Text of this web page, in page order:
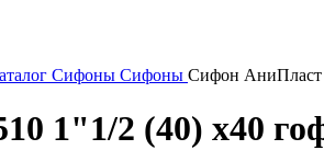
Сифоны Сифоны Сифон АниПласт
1"1/2 (40) х40